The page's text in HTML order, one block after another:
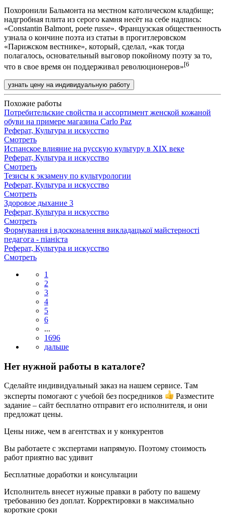
Похоронили Бальмонта на местном католическом кладбище;
надгробная плита из серого камня несёт на себе надпись:
«Constantin Balmont, poete russe». Французская общественность
узнала о кончине поэта из статьи в прогитлеровском
«Парижском вестнике», который, сделал, «как тогда
полагалось, основательный выговор покойному поэту за то,
что в свое время он поддерживал революционеров»[6
узнать цену на индивидуальную работу
Похожие работы
Потребительские свойства и ассортимент женской кожаной
обуви на примере магазина Carlo Paz
Реферат, Культура и искусство
Смотреть
Испанское влияние на русскую культуру в XIX веке
Реферат, Культура и искусство
Смотреть
Тезисы к экзамену по культурологии
Реферат, Культура и искусство
Смотреть
Здоровое дыхание 3
Реферат, Культура и искусство
Смотреть
Формування і вдосконалення викладацької майстерності
педагога - піаніста
Реферат, Культура и искусство
Смотреть
1
2
3
4
5
6
...
1696
Нет нужной работы в каталоге?
Сделайте индивидуальный заказ на нашем сервисе. Там
эксперты помогают с учебой без посредников
Разместите
задание – сайт бесплатно отправит его исполнителя, и они
предложат цены.
Цены ниже, чем в агентствах и у конкурентов
Вы работаете с экспертами напрямую. Поэтому стоимость
работ приятно вас удивит
Бесплатные доработки и консультации
Исполнитель внесет нужные правки в работу по вашему
требованию без доплат. Корректировки в максимально
короткие сроки